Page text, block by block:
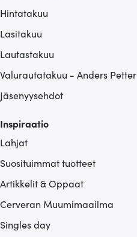
Hintatakuu
Lasitakuu
Lautastakuu
Valurautatakuu - Anders Petter
Jäsenyysehdot
Inspiraatio
Lahjat
Suosituimmat tuotteet
Artikkelit & Oppaat
Cerveran Muumimaailma
Singles day